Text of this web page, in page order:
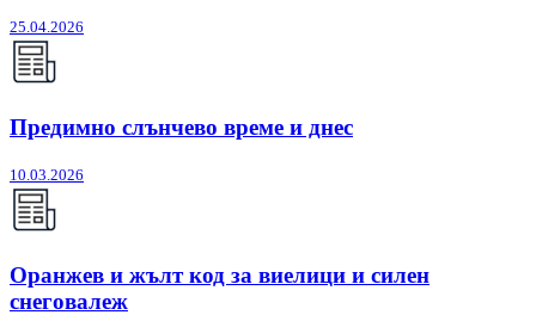
25.04.2026
Предимно слънчево време и днес
10.03.2026
Оранжев и жълт код за виелици и силен
снеговалеж